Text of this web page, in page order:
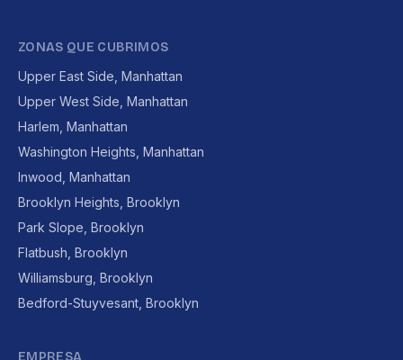
ZONAS QUE CUBRIMOS
Upper East Side, Manhattan
Upper West Side, Manhattan
Harlem, Manhattan
Washington Heights, Manhattan
Inwood, Manhattan
Brooklyn Heights, Brooklyn
Park Slope, Brooklyn
Flatbush, Brooklyn
Williamsburg, Brooklyn
Bedford-Stuyvesant, Brooklyn
EMPRESA